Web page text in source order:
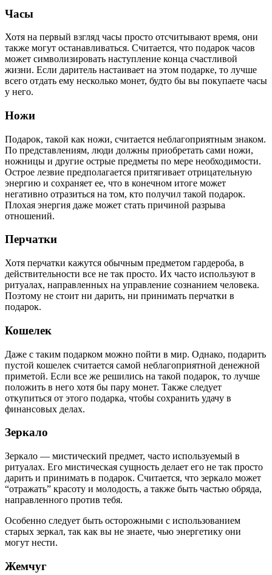
Часы
Хотя на первый взгляд часы просто отсчитывают время, они
также могут останавливаться. Считается, что подарок часов
может символизировать наступление конца счастливой
жизни. Если даритель настаивает на этом подарке, то лучше
всего отдать ему несколько монет, будто бы вы покупаете часы
у него.
Ножи
Подарок, такой как ножи, считается неблагоприятным знаком.
По представлениям, люди должны приобретать сами ножи,
ножницы и другие острые предметы по мере необходимости.
Острое лезвие предполагается притягивает отрицательную
энергию и сохраняет ее, что в конечном итоге может
негативно отразиться на том, кто получил такой подарок.
Плохая энергия даже может стать причиной разрыва
отношений.
Перчатки
Хотя перчатки кажутся обычным предметом гардероба, в
действительности все не так просто. Их часто используют в
ритуалах, направленных на управление сознанием человека.
Поэтому не стоит ни дарить, ни принимать перчатки в
подарок.
Кошелек
Даже с таким подарком можно пойти в мир. Однако, подарить
пустой кошелек считается самой неблагоприятной денежной
приметой. Если все же решились на такой подарок, то лучше
положить в него хотя бы пару монет. Также следует
откупиться от этого подарка, чтобы сохранить удачу в
финансовых делах.
Зеркало
Зеркало — мистический предмет, часто используемый в
ритуалах. Его мистическая сущность делает его не так просто
дарить и принимать в подарок. Считается, что зеркало может
“отражать” красоту и молодость, а также быть частью обряда,
направленного против тебя.
Особенно следует быть осторожными с использованием
старых зеркал, так как вы не знаете, чью энергетику они
могут нести.
Жемчуг